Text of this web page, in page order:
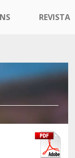
REVISTA